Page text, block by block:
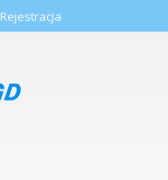
Rejestracja